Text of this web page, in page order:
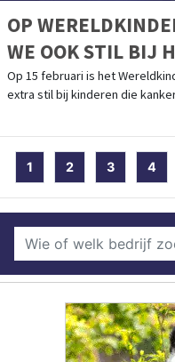
OP
WE OOK STIL BIJ
KINDERKANKER
Op 15 februari is het
extra stil bij kinderen die
1 2 3 4